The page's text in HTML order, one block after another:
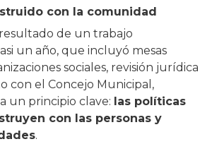
con la comunidad
de un trabajo
un año, que incluyó mesas
sociales, revisión jurídica
con el Concejo Municipal,
un principio clave: las políticas
con las personas y
.